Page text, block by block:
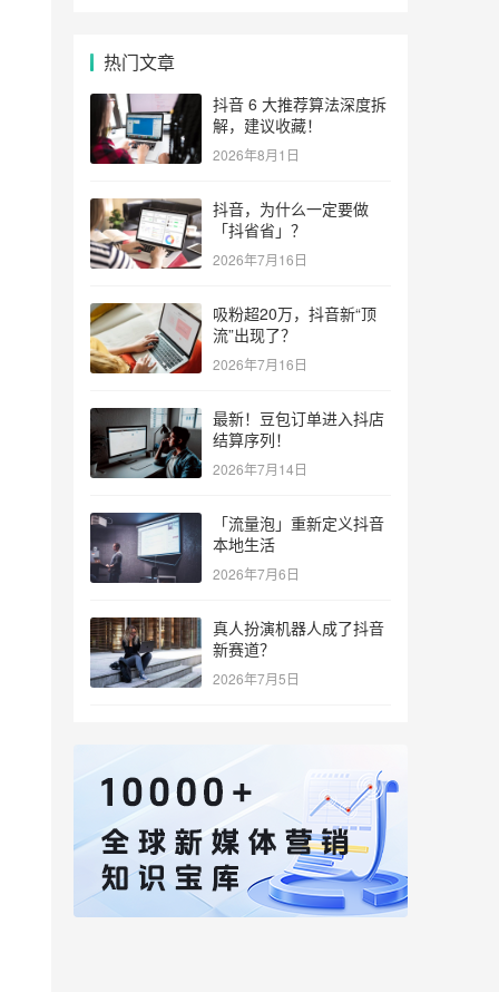
热门文章
抖音 6 大推荐算法深度拆
解，建议收藏！
2026年8月1日
抖音，为什么一定要做
「抖省省」？
2026年7月16日
吸粉超20万，抖音新“顶
流”出现了？
2026年7月16日
最新！豆包订单进入抖店
结算序列！
2026年7月14日
「流量泡」重新定义抖音
本地生活
2026年7月6日
真人扮演机器人成了抖音
新赛道？
2026年7月5日